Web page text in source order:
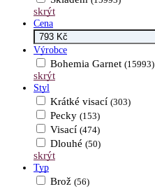
skrýt
Cena
Výrobce
Bohemia Garnet (15993)
skrýt
Styl
Krátké visací (303)
Pecky (153)
Visací (474)
Dlouhé (50)
skrýt
Typ
Brož (56)